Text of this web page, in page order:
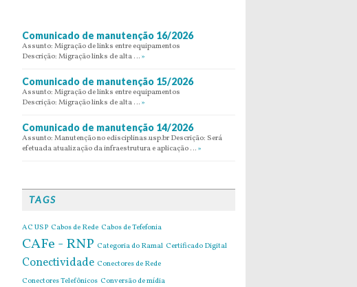
Comunicado de manutenção 16/2026
Assunto: Migração de links entre equipamentos
Descrição: Migração links de alta … »
Comunicado de manutenção 15/2026
Assunto: Migração de links entre equipamentos
Descrição: Migração links de alta … »
Comunicado de manutenção 14/2026
Assunto: Manutenção no edisciplinas.usp.br Descrição: Será
efetuada atualização da infraestrutura e aplicação … »
TAGS
AC USP Cabos de Rede Cabos de Tefefonia
CAFe - RNP Categoria do Ramal Certificado Digital
Conectividade Conectores de Rede
Conectores Telefônicos Conversão de mídia